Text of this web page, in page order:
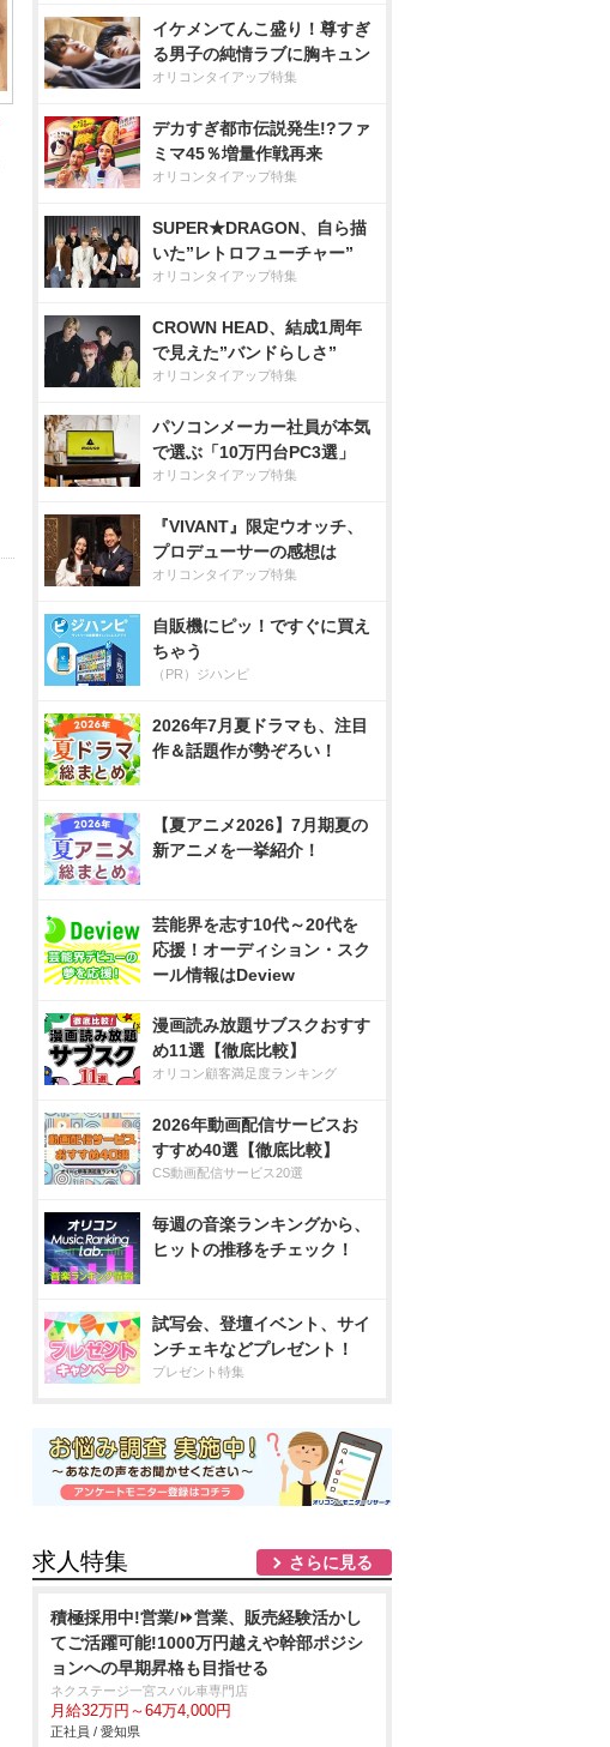
イケメンてんこ盛り！尊すぎ
る男子の純情ラブに胸キュン
オリコンタイアップ特集
デカすぎ都市伝説発生!?ファ
ミマ45％増量作戦再来
オリコンタイアップ特集
SUPER★DRAGON、自ら描
いた”レトロフューチャー”
オリコンタイアップ特集
CROWN HEAD、結成1周年
で見えた”バンドらしさ”
オリコンタイアップ特集
パソコンメーカー社員が本気
で選ぶ「10万円台PC3選」
オリコンタイアップ特集
『VIVANT』限定ウオッチ、
プロデューサーの感想は
オリコンタイアップ特集
自販機にピッ！ですぐに買え
ちゃう
（PR）ジハンピ
2026年7月夏ドラマも、注目
作＆話題作が勢ぞろい！
【夏アニメ2026】7月期夏の
新アニメを一挙紹介！
芸能界を志す10代～20代を
応援！オーディション・スク
ール情報はDeview
漫画読み放題サブスクおすす
め11選【徹底比較】
オリコン顧客満足度ランキング
2026年動画配信サービスお
すすめ40選【徹底比較】
CS動画配信サービス20選
毎週の音楽ランキングから、
ヒットの推移をチェック！
試写会、登壇イベント、サイ
ンチェキなどプレゼント！
プレゼント特集
求人特集 さらに見る
積極採用中!営業/⏩️営業、販売経験活かし
てご活躍可能!1000万円越えや幹部ポジシ
ョンへの早期昇格も目指せる
ネクステージ一宮スバル車専門店
月給32万円～64万4,000円
正社員 / 愛知県